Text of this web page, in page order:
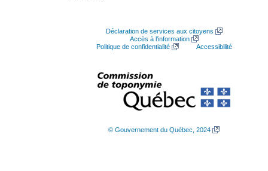
Déclaration de services aux citoyens
Accès à l’information
Politique de confidentialité
Accessibilité
© Gouvernement du Québec, 2024